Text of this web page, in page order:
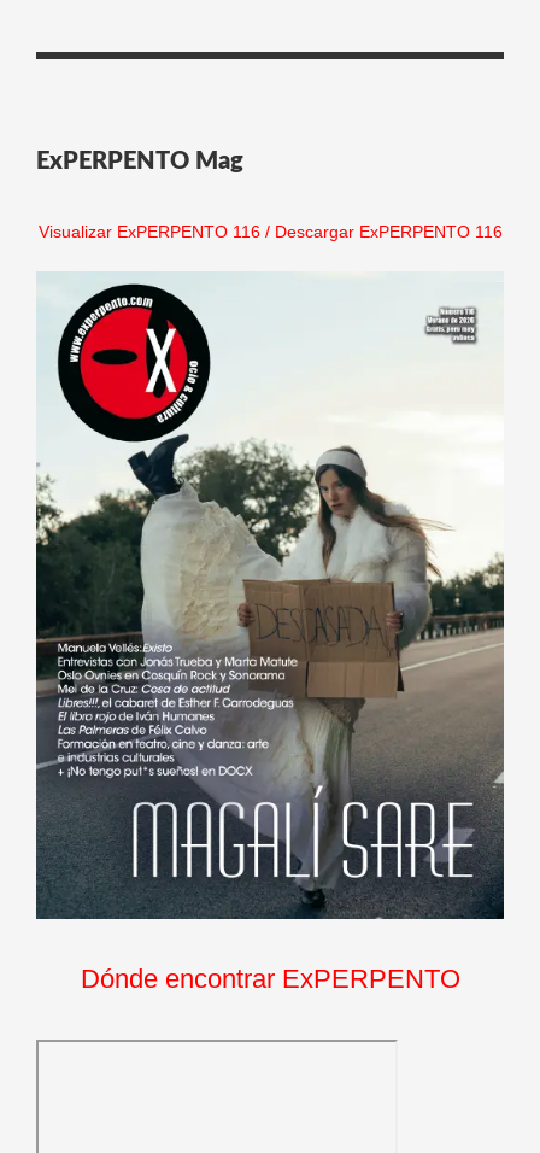
ExPERPENTO Mag
Visualizar ExPERPENTO 116/ Descargar ExPERPENTO 116
Dónde encontrar ExPERPENTO